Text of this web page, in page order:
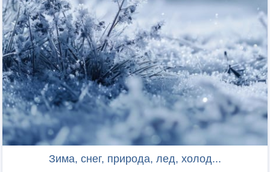
Зима, снег, природа, лед, холод...